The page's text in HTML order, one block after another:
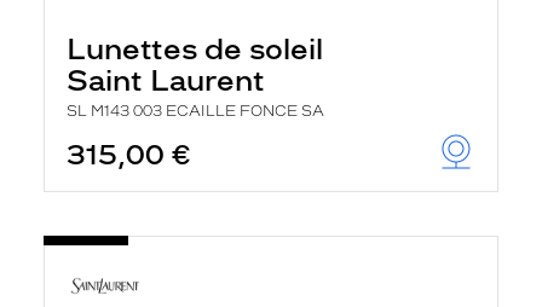
Lunettes de soleil
Saint Laurent
SL M143 003 ECAILLE FONCE SA
315,00 €